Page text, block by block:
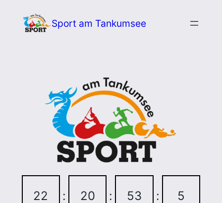
Inhalt
Sport am Tankumsee
22 : 20 : 53 : 4